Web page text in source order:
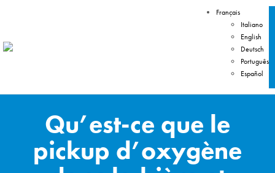
Français
Italiano
English
Deutsch
Português
Español
Qu’est-ce que le
pickup d’oxygène